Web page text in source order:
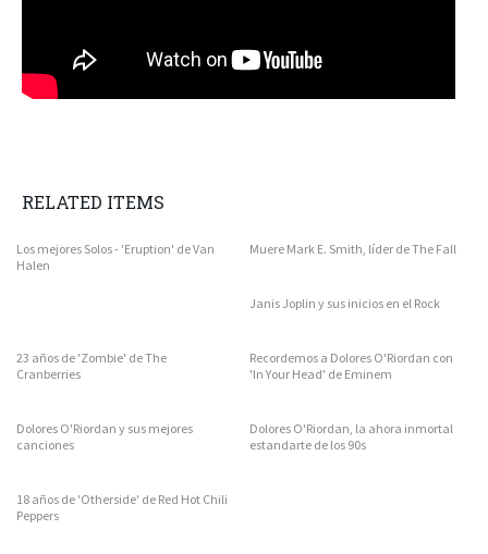
RELATED ITEMS
Los mejores Solos - 'Eruption' de Van
Halen
Muere Mark E. Smith, líder de The Fall
Janis Joplin y sus inicios en el Rock
23 años de 'Zombie' de The
Cranberries
Recordemos a Dolores O'Riordan con
'In Your Head' de Eminem
Dolores O'Riordan y sus mejores
canciones
Dolores O'Riordan, la ahora inmortal
estandarte de los 90s
18 años de 'Otherside' de Red Hot Chili
Peppers